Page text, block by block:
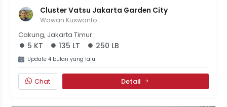
Cluster Vatsu Jakarta Garden City
Wawan Kuswanto
Cakung, Jakarta Timur
5 KT 135 LT 250 LB
Update 4 bulan yang lalu
Chat Detail